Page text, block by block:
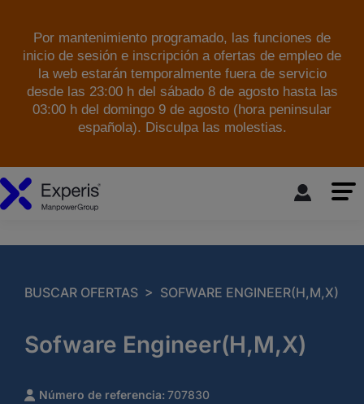
Por mantenimiento programado, las funciones de
inicio de sesión e inscripción a ofertas de empleo de
la web estarán temporalmente fuera de servicio
desde las 23:00 h del sábado 8 de agosto hasta las
03:00 h del domingo 9 de agosto (hora peninsular
española). Disculpa las molestias.
BUSCAR OFERTAS > SOFWARE ENGINEER(H,M,X)
Sofware Engineer(H,M,X)
Número de referencia: 707830